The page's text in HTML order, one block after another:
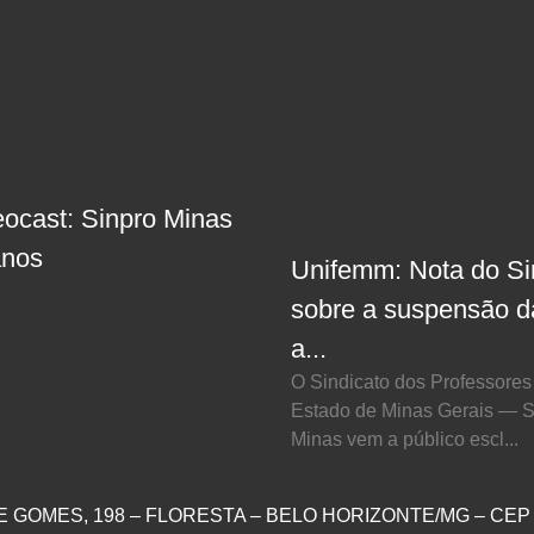
Sinpro Minas
Unifemm: Nota do
sobre a suspensão
a...
O Sindicato dos
Estado de Minas Gerais —
Minas vem a público escl...
GOMES, 198 – FLORESTA – BELO HORIZONTE/MG –